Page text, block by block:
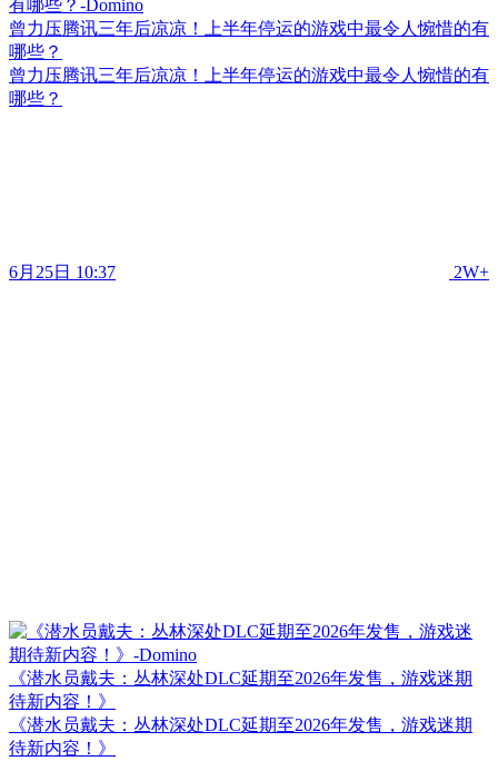
曾力压腾讯三年后凉凉！上半年停运的游戏中最令人惋惜的有
哪些？
曾力压腾讯三年后凉凉！上半年停运的游戏中最令人惋惜的有
哪些？
6月25日 10:37 2W+
《潜水员戴夫：丛林深处DLC延期至2026年发售，游戏迷期
待新内容！》
《潜水员戴夫：丛林深处DLC延期至2026年发售，游戏迷期
待新内容！》